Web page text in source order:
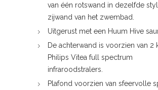
van één rotswand in dezelfde
zijwand van het zwembad.
Uitgerust met een Huum Hive
De achterwand is voorzien van 2
Philips Vitea full spectrum
infraroodstralers.
Plafond voorzien van sfeervolle